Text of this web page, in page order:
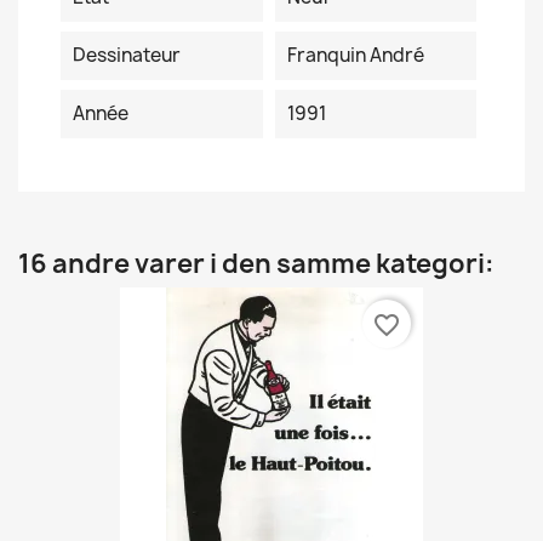
Dessinateur Franquin André
Année 1991
16 andre varer i den samme kategori:
favorite_border